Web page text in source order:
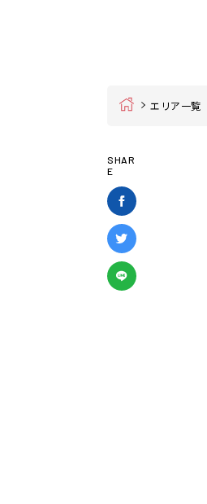
Home エリア一覧
SHAR
E